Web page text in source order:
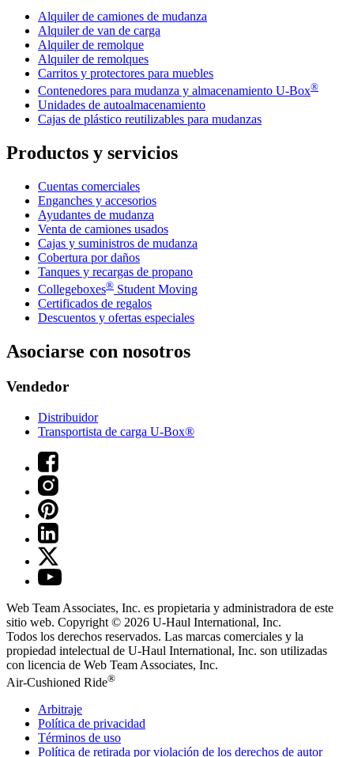
Alquiler de camiones de mudanza
Alquiler de van de carga
Alquiler de remolque
Alquiler de remolques
Carritos y protectores para muebles
Contenedores para mudanza y almacenamiento U-Box®
Unidades de autoalmacenamiento
Cajas de plástico reutilizables para mudanzas
Productos y servicios
Cuentas comerciales
Enganches y accesorios
Ayudantes de mudanza
Venta de camiones usados
Cajas y suministros de mudanza
Cobertura por daños
Tanques y recargas de propano
Collegeboxes® Student Moving
Certificados de regalos
Descuentos y ofertas especiales
Asociarse con nosotros
Vendedor
Distribuidor
Transportista de carga U-Box®
Web Team Associates, Inc. es propietaria y administradora de este
sitio web. Copyright © 2026 U-Haul International, Inc.
Todos los derechos reservados. Las marcas comerciales y la
propiedad intelectual de U-Haul International, Inc. son utilizadas
con licencia de Web Team Associates, Inc.
Air-Cushioned Ride®
Arbitraje
Política de privacidad
Términos de uso
Política de retirada por violación de los derechos de autor